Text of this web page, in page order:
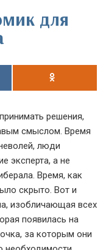
для
решения,
смыслом. Время
люди
эксперта, а не
Время, как
скрыто. Вот и
изобличающая всех
появилась на
за которым они